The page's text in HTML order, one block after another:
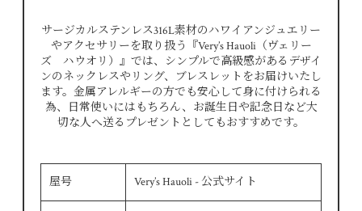
サージカルステンレス316L素材のハワイアンジュエリー
やアクセサリーを取り扱う『Very’s Hauoli（ヴェリー
ズ ハウオリ）』では、シンプルで高級感があるデザイ
ンのネックレスやリング、ブレスレットをお届けいたし
ます。金属アレルギーの方でも安心して身に付けられる
為、日常使いにはもちろん、お誕生日や記念日など大
切な人へ送るプレゼントとしてもおすすめです。
屋号 Very’s Hauoli - 公式サイト